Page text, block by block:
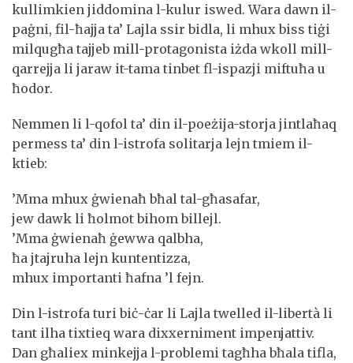
kullimkien jiddomina l-kulur iswed. Wara dawn il-
paġni, fil-ħajja ta’ Lajla ssir bidla, li mhux biss tiġi
milqugħa tajjeb mill-protagonista iżda wkoll mill-
qarrejja li jaraw it-tama tinbet fl-ispazji miftuħa u
ħodor.
Nemmen li l-qofol ta’ din il-poeżija-storja jintlaħaq
permess ta’ din l-istrofa solitarja lejn tmiem il-
ktieb:
’Mma mhux ġwienaħ bħal tal-għasafar,
jew dawk li ħolmot bihom billejl.
’Mma ġwienaħ ġewwa qalbha,
ħa jtajruha lejn kuntentizza,
mhux importanti ħafna ’l fejn.
Din l-istrofa turi biċ-ċar li Lajla twelled il-libertà li
tant ilha tixtieq wara dixxerniment impenjattiv.
Dan għaliex minkejja l-problemi tagħha bħala tifla,